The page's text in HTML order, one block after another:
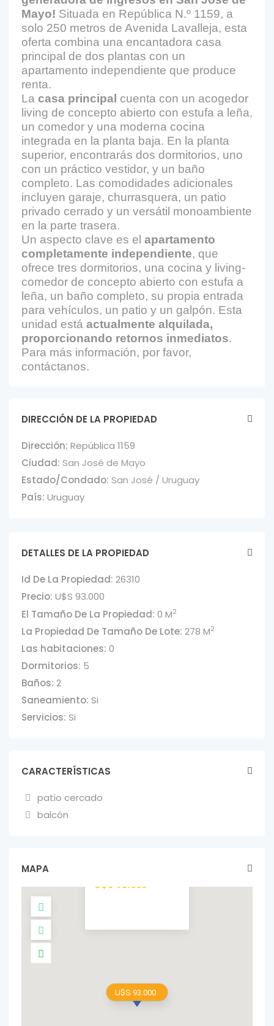
Mayo! Situada en República N.º 1159, a
solo 250 metros de Avenida Lavalleja, esta
oferta combina una encantadora casa
principal de dos plantas con un
apartamento independiente que produce
renta.
La casa principal cuenta con un acogedor
living de concepto abierto con estufa a leña,
un comedor y una moderna cocina
integrada en la planta baja. En la planta
superior, encontrarás dos dormitorios, uno
con un práctico vestidor, y un baño
completo. Las comodidades adicionales
incluyen garaje, churrasquera, un patio
privado cerrado y un versátil monoambiente
en la parte trasera.
Un aspecto clave es el apartamento
completamente independiente, que
ofrece tres dormitorios, una cocina y living-
comedor de concepto abierto con estufa a
leña, un baño completo, su propia entrada
para vehículos, un patio y un galpón. Esta
unidad está actualmente alquilada,
proporcionando retornos inmediatos.
Para más información, por favor,
contáctanos.
DIRECCIÓN DE LA PROPIEDAD
Dirección: República 1159
Ciudad: San José de Mayo
Estado/Condado: San José / Uruguay
País: Uruguay
DETALLES DE LA PROPIEDAD
Id De La Propiedad: 26310
Precio: U$S 93.000
El Tamaño De La Propiedad: 0 M2
La Propiedad De Tamaño De Lote: 278 M2
Las habitaciones: 0
Dormitorios: 5
Baños: 2
Saneamiento: Si
Servicios: Si
CARACTERÍSTICAS
patio cercado
balcón
MAPA
U$S 93.000
U$S 93.000